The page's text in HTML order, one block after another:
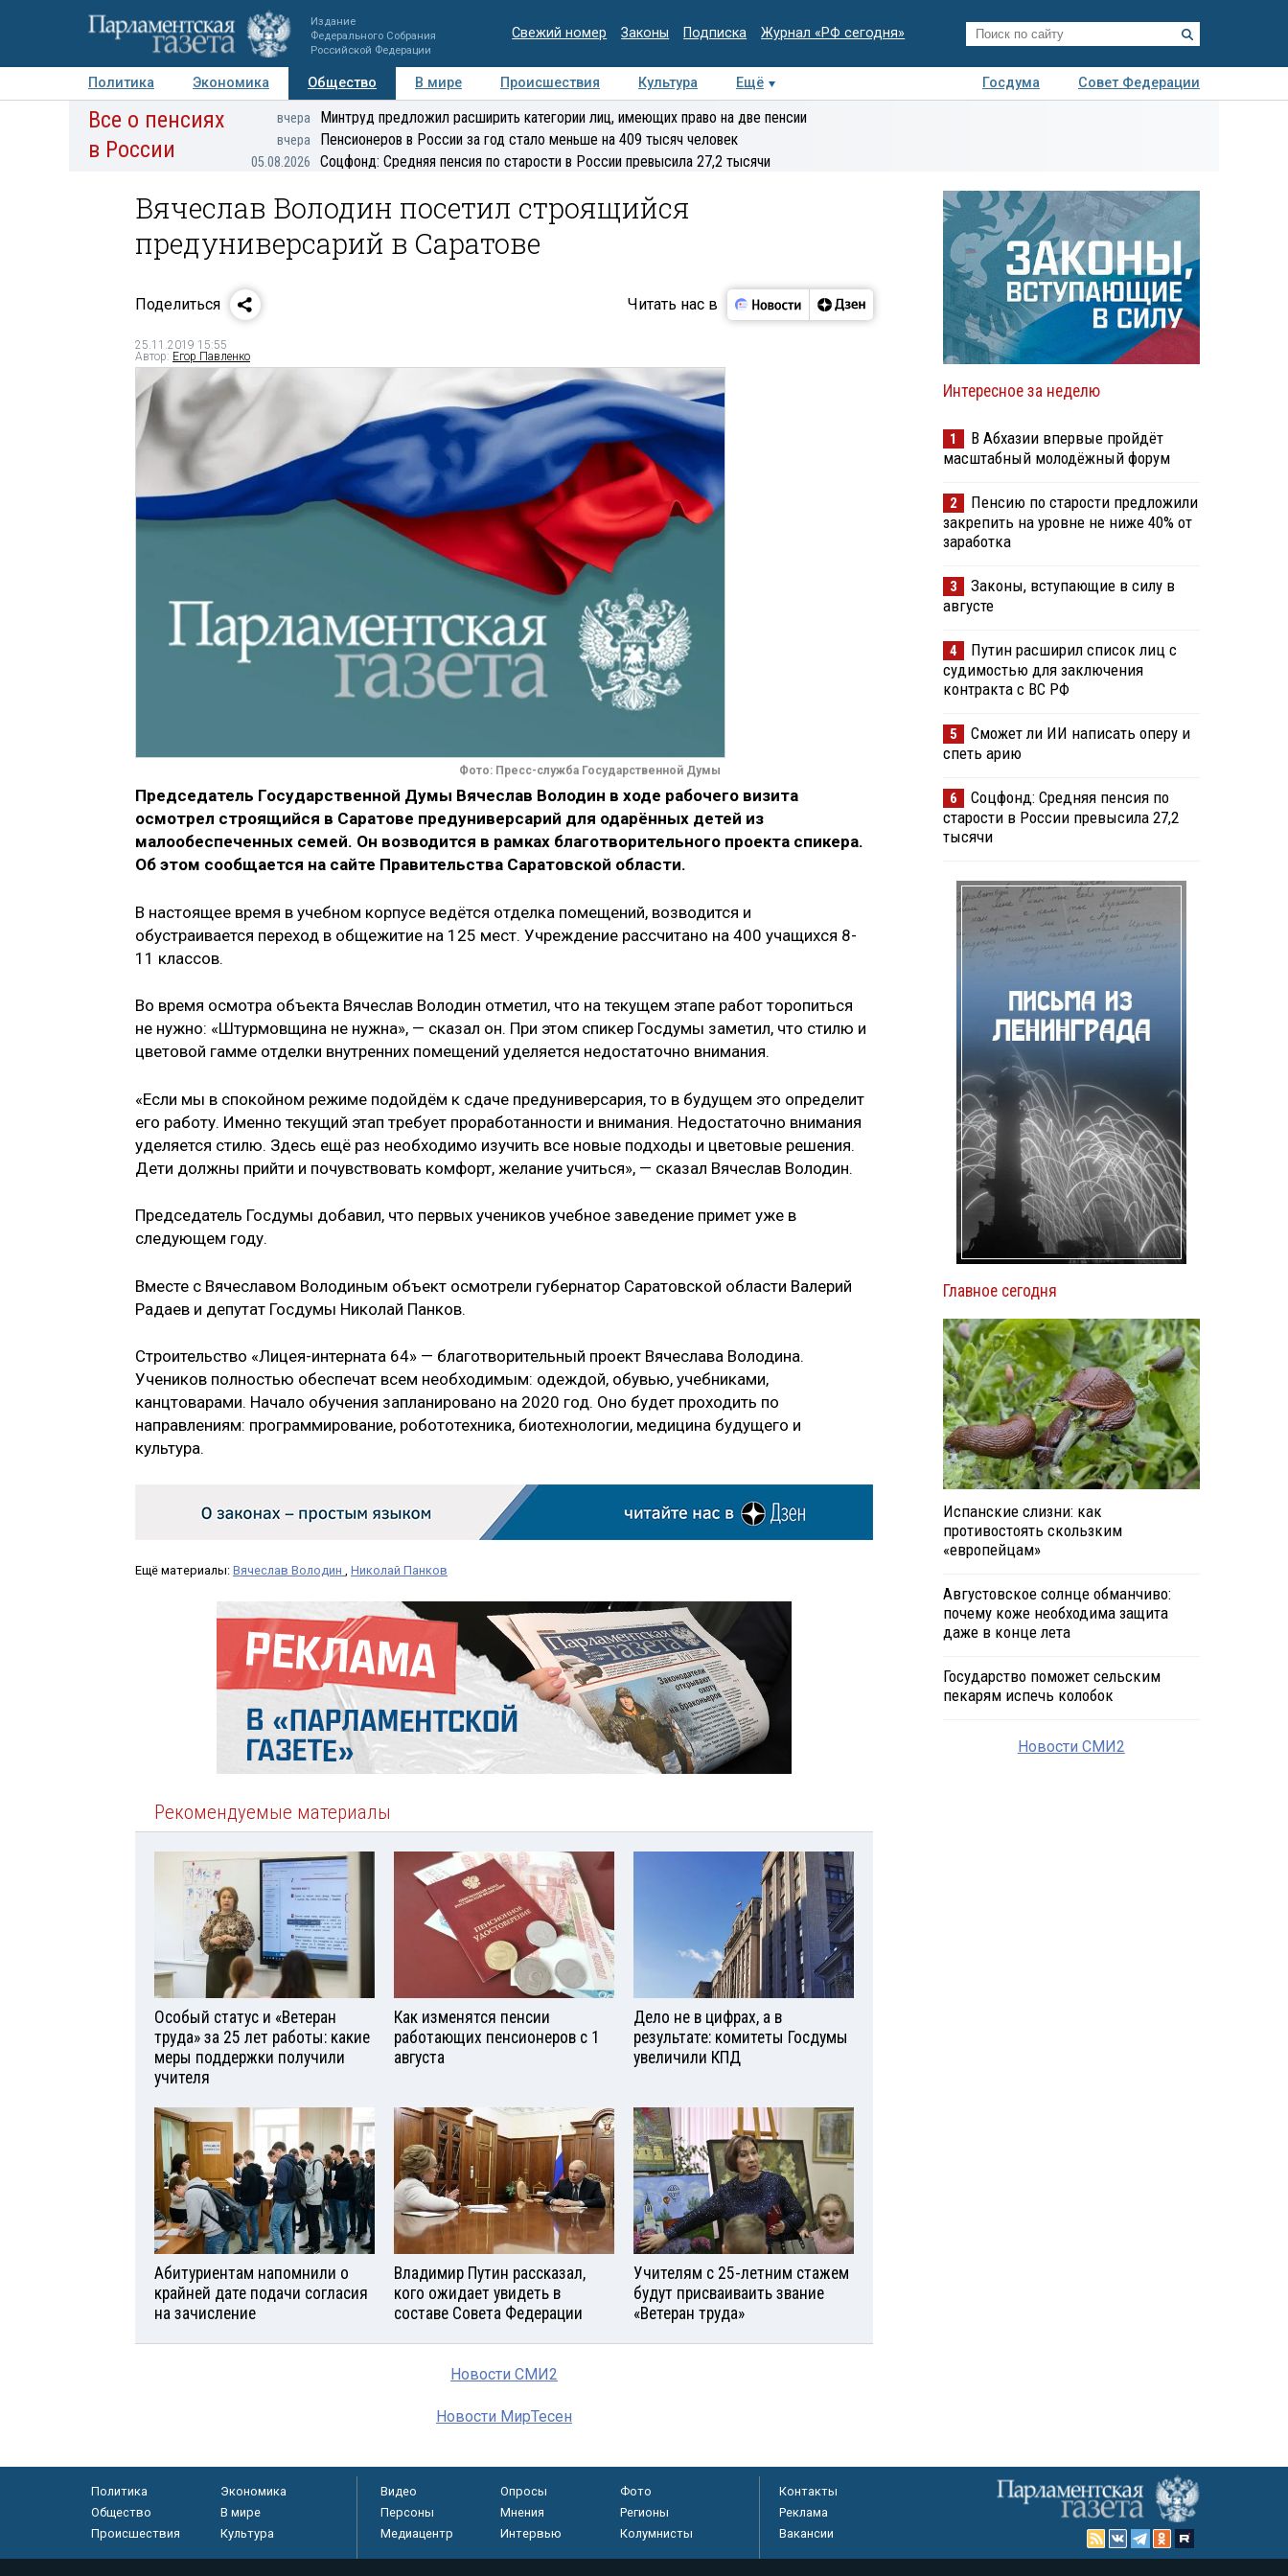
Издание
Федерального Собрания
Российской Федерации
Свежий номер Законы Подписка Журнал «РФ сегодня»
Политика Экономика Общество В мире Происшествия Культура Ещё Госдума
Совет Федерации
Авторы Персоны Мнения Регионы Медиацентр Интервью Колумнисты
Деловая
Все о пенсиях
в России
вчера Минтруд предложил расширить категории лиц, имеющих право на две пенсии
вчера Пенсионеров в России за год стало меньше на 409 тысяч человек
05.08.2026 Соцфонд: Средняя пенсия по старости в России превысила 27,2 тысячи
Вячеслав Володин посетил строящийся
предуниверсарий в Саратове
Поделиться Читать нас в
25.11.2019 15:55
Автор: Егор Павленко
Фото: Пресс-служба Государственной Думы
Председатель Государственной Думы Вячеслав Володин в ходе рабочего визита
осмотрел строящийся в Саратове предуниверсарий для одарённых детей из
малообеспеченных семей. Он возводится в рамках благотворительного проекта спикера.
Об этом сообщается на сайте Правительства Саратовской области.
В настоящее время в учебном корпусе ведётся отделка помещений, возводится и
обустраивается переход в общежитие на 125 мест. Учреждение рассчитано на 400 учащихся 8-
11 классов.
Во время осмотра объекта Вячеслав Володин отметил, что на текущем этапе работ торопиться
не нужно: «Штурмовщина не нужна», — сказал он. При этом спикер Госдумы заметил, что стилю и
цветовой гамме отделки внутренних помещений уделяется недостаточно внимания.
«Если мы в спокойном режиме подойдём к сдаче предуниверсария, то в будущем это определит
его работу. Именно текущий этап требует проработанности и внимания. Недостаточно внимания
уделяется стилю. Здесь ещё раз необходимо изучить все новые подходы и цветовые решения.
Дети должны прийти и почувствовать комфорт, желание учиться», — сказал Вячеслав Володин.
Председатель Госдумы добавил, что первых учеников учебное заведение примет уже в
следующем году.
Вместе с Вячеславом Володиным объект осмотрели губернатор Саратовской области Валерий
Радаев и депутат Госдумы Николай Панков.
Строительство «Лицея-интерната 64» — благотворительный проект Вячеслава Володина.
Учеников полностью обеспечат всем необходимым: одеждой, обувью, учебниками,
канцтоварами. Начало обучения запланировано на 2020 год. Оно будет проходить по
направлениям: программирование, робототехника, биотехнологии, медицина будущего и
культура.
Ещё материалы: Вячеслав Володин Николай Панков
Рекомендуемые материалы
Особый статус и «Ветеран
труда» за 25 лет работы: какие
меры поддержки получили
учителя
Как изменятся пенсии
работающих пенсионеров с 1
августа
Дело не в цифрах, а в
результате: комитеты Госдумы
увеличили КПД
Абитуриентам напомнили о
крайней дате подачи согласия
на зачисление
Владимир Путин рассказал,
кого ожидает увидеть в
составе Совета Федерации
Учителям с 25-летним стажем
будут присваиваить звание
«Ветеран труда»
Новости СМИ2
Новости МирТесен
Интересное за неделю
1
В Абхазии впервые пройдёт
масштабный молодёжный форум
2
Пенсию по старости предложили
закрепить на уровне не ниже 40% от
заработка
3
Законы, вступающие в силу в
августе
4
Путин расширил список лиц с
судимостью для заключения
контракта с ВС РФ
5
Сможет ли ИИ написать оперу и
спеть арию
6
Соцфонд: Средняя пенсия по
старости в России превысила 27,2
тысячи
Главное сегодня
Испанские слизни: как
противостоять скользким
«европейцам»
Августовское солнце обманчиво:
почему коже необходима защита
даже в конце лета
Государство поможет сельским
пекарям испечь колобок
Новости СМИ2
Политика
Экономика
Общество
В мире
Происшествия
Культура
Видео Опросы
Фото
Персоны
Мнения
Регионы
Медиацентр
Интервью Колумнисты
Контакты
Реклама
Вакансии